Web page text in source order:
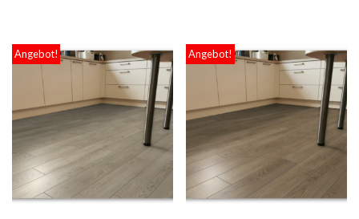
Angebot! Angebot!